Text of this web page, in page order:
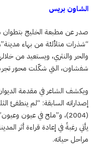
الشاون بريس
والحر والنثري، ويستعيد من
شفشاون، التي شكّلت محور
ويكشف الشاعر في مقدمة
يأتي رغبةً في إعادة قراءة أثر
مراحل حياته.